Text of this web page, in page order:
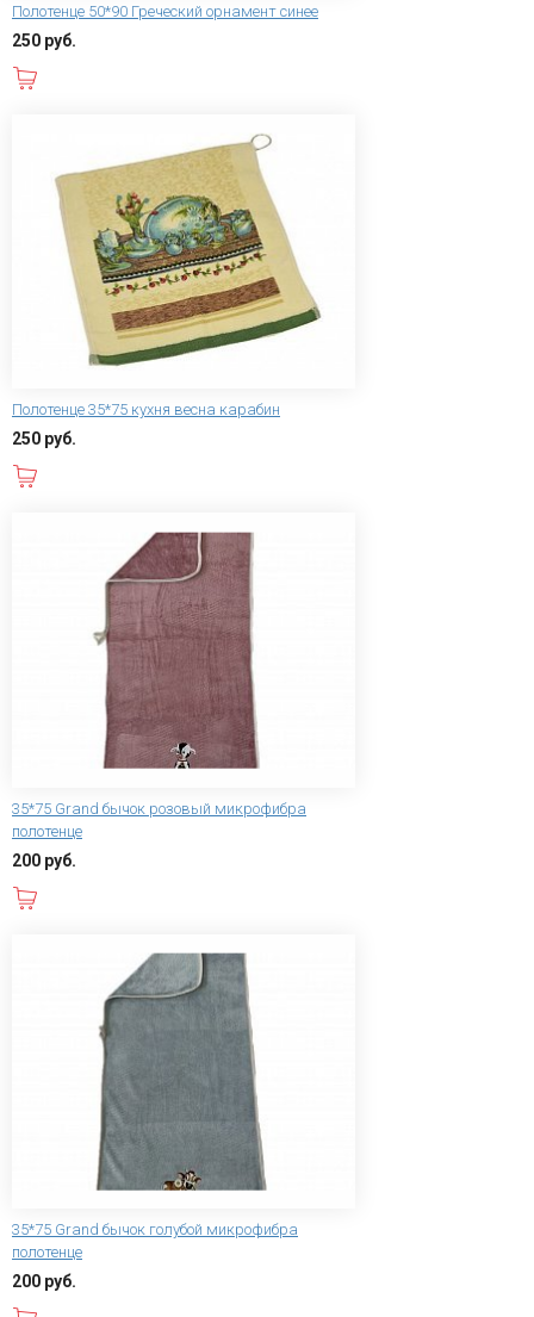
Полотенце 50*90 Греческий орнамент синее
250 руб.
Полотенце 35*75 кухня весна карабин
250 руб.
35*75 Grand бычок розовый микрофибра
полотенце
200 руб.
35*75 Grand бычок голубой микрофибра
полотенце
200 руб.